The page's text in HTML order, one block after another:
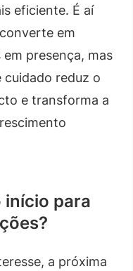
eficiente. É aí
em
presença, mas
cuidado reduz o
e transforma a
início para
a próxima